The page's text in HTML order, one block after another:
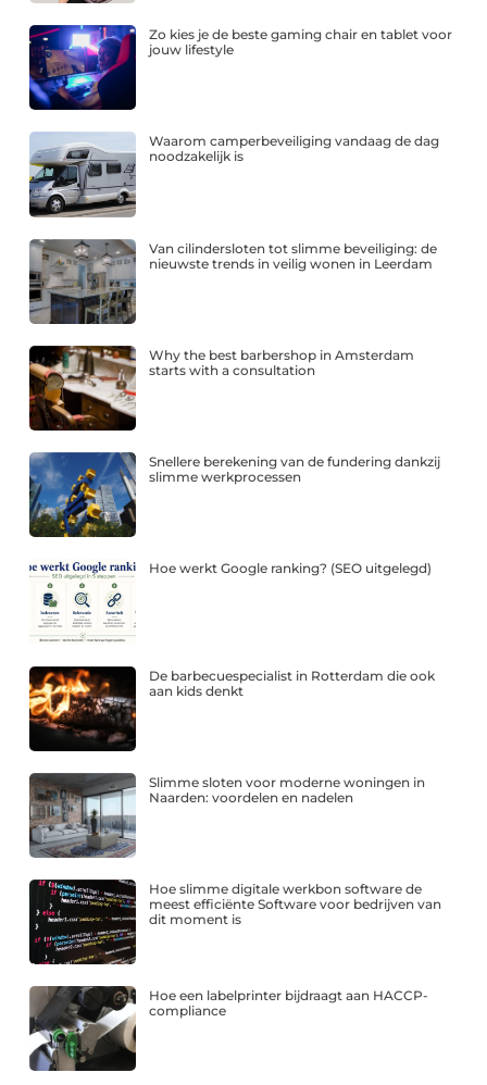
Zo kies je de beste gaming chair en tablet voor
jouw lifestyle
Waarom camperbeveiliging vandaag de dag
noodzakelijk is
Van cilindersloten tot slimme beveiliging: de
nieuwste trends in veilig wonen in Leerdam
Why the best barbershop in Amsterdam
starts with a consultation
Snellere berekening van de fundering dankzij
slimme werkprocessen
Hoe werkt Google ranking? (SEO uitgelegd)
De barbecuespecialist in Rotterdam die ook
aan kids denkt
Slimme sloten voor moderne woningen in
Naarden: voordelen en nadelen
Hoe slimme digitale werkbon software de
meest efficiënte Software voor bedrijven van
dit moment is
Hoe een labelprinter bijdraagt aan HACCP-
compliance